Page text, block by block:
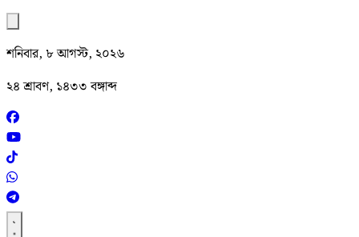
শনিবার, ৮ আগস্ট, ২০২৬
২৪ শ্রাবণ, ১৪৩৩ বঙ্গাব্দ